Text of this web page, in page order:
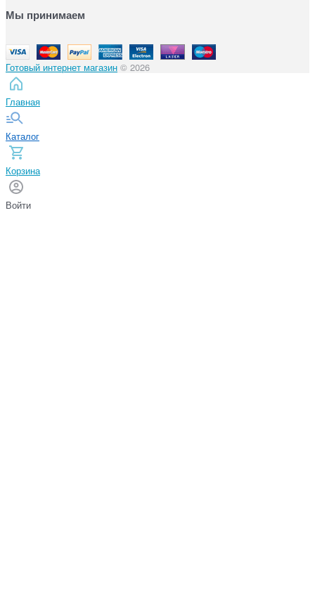
Мы принимаем
Готовый интернет магазин © 2026
Главная
Каталог
Корзина
Войти